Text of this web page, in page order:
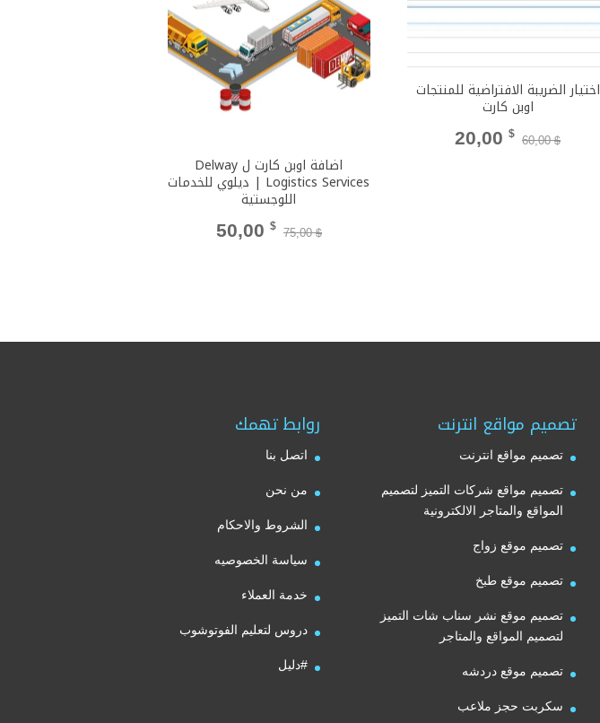
اختيار الضريبة الافتراضية للمنتجات
اوبن كارت
60,00$
السعر
20,00$
السعر
اضافة اوبن كارت ل Delway
Logistics Services | ديلوي للخدمات
اللوجستية
75,00$
السعر
50,00 $
السعر
تصميم مواقع انترنت
تصميم مواقع انترنت
تصميم مواقع شركات التميز لتصميم
المواقع والمتاجر الالكترونية
تصميم موقع زواج
تصميم موقع طبخ
تصميم موقع نشر سناب شات التميز
لتصميم المواقع والمتاجر
تصميم موقع دردشه
سكربت حجز ملاعب
روابط تهمك
اتصل بنا
من نحن
الشروط والاحكام
سياسة الخصوصيه
خدمة العملاء
دروس لتعليم الفوتوشوب
#دليل